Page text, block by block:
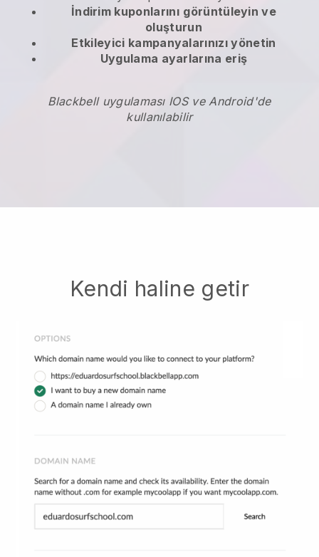
İndirim kuponlarını görüntüleyin ve
oluşturun
Etkileyici kampanyalarınızı yönetin
Uygulama ayarlarına eriş
Blackbell uygulaması IOS ve Android'de
kullanılabilir
Kendi haline getir